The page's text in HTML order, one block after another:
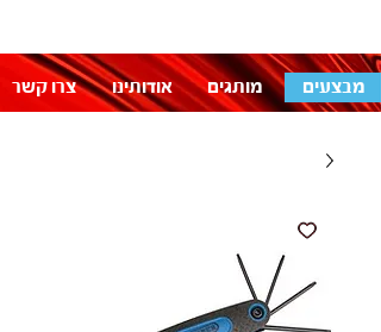
צרו קשר אודותינו מותגים מבצעים